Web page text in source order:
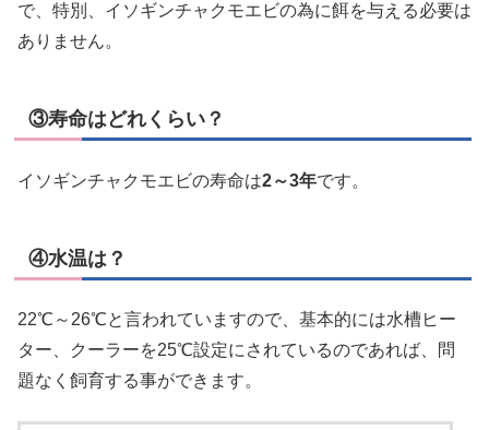
で、特別、イソギンチャクモエビの為に餌を与える必要は
ありません。
③寿命はどれくらい？
イソギンチャクモエビの寿命は2～3年です。
④水温は？
22℃～26℃と言われていますので、基本的には水槽ヒー
ター、クーラーを25℃設定にされているのであれば、問
題なく飼育する事ができます。